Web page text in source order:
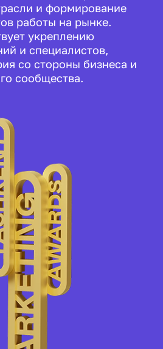
и формирование
работы на рынке.
укреплению
и специалистов,
со стороны бизнеса и
сообщества.